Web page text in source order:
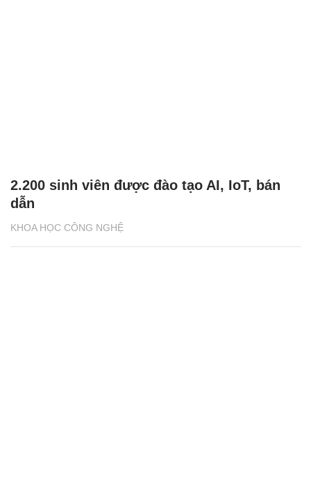
KHOA HỌC CÔNG NGHỆ
2.200 sinh viên được đào tạo AI, IoT, bán
dẫn